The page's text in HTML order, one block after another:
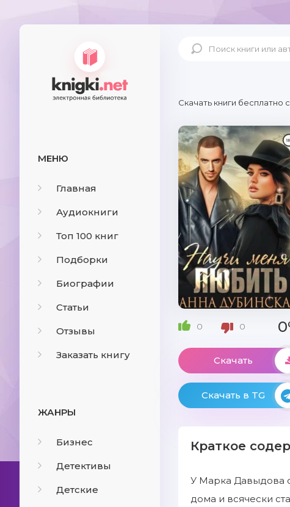
МЕНЮ
Главная
Аудиокниги
Топ 100 книг
Подборки
Биографии
Статьи
Отзывы
Заказать книгу
ЖАНРЫ
Бизнес
Детективы
Детские
Скачать книги бесплатно c
0 0
Скачать
Скачать в TG
Краткое
У Марка Давыдова
дома и всячески